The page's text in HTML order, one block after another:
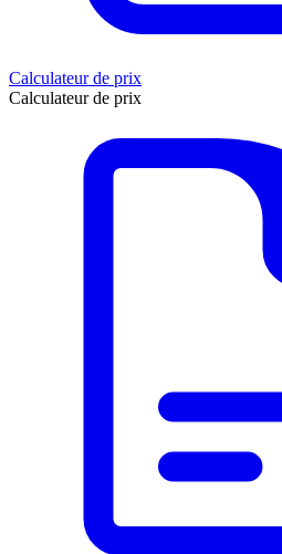
Calculateur de prix
Calculateur de prix